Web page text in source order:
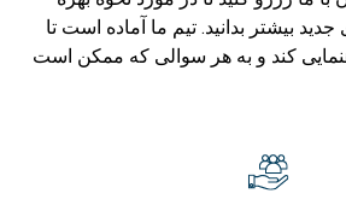
بیشتر بدانید. تیم ما آماده است تا
کند و به هر سوالی که ممکن است